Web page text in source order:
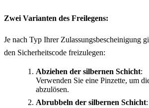
Zwei Varianten des Freilegens:
Je nach Typ Ihrer Zulassungsbescheinigung
den Sicherheitscode freizulegen:
Abziehen der silbernen Schicht:
Verwenden Sie eine Pinzette, um
abzulösen.
Abrubbeln der silbernen Schicht: